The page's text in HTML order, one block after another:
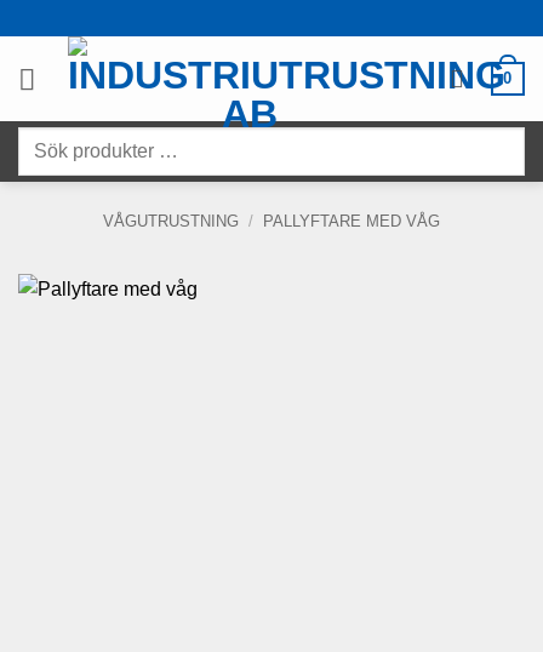
content
0
Sök
produkter
VÅGUTRUSTNING / PALLYFTARE MED VÅG